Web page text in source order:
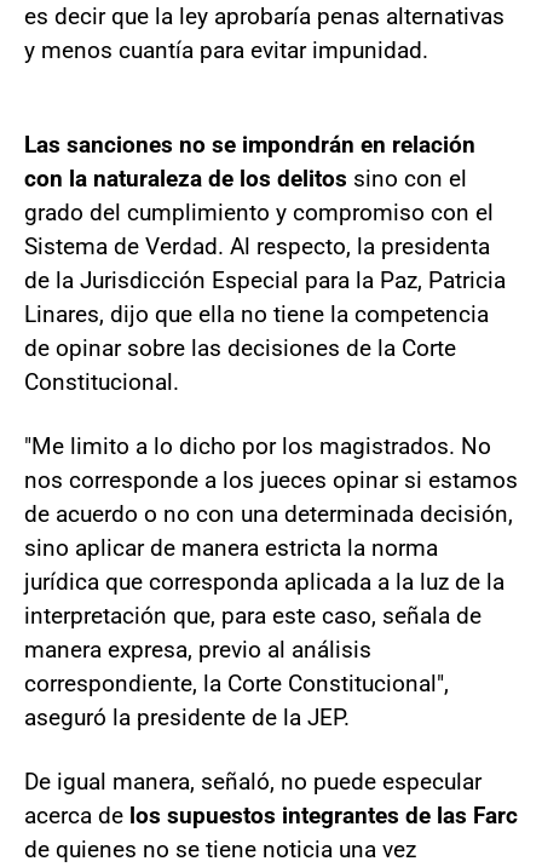
es decir que la ley aprobaría penas alternativas
y menos cuantía para evitar impunidad.
Las sanciones no se impondrán en relación
con la naturaleza de los delitos sino con el
grado del cumplimiento y compromiso con el
Sistema de Verdad. Al respecto, la presidenta
de la Jurisdicción Especial para la Paz, Patricia
Linares, dijo que ella no tiene la competencia
de opinar sobre las decisiones de la Corte
Constitucional.
"Me limito a lo dicho por los magistrados. No
nos corresponde a los jueces opinar si estamos
de acuerdo o no con una determinada decisión,
sino aplicar de manera estricta la norma
jurídica que corresponda aplicada a la luz de la
interpretación que, para este caso, señala de
manera expresa, previo al análisis
correspondiente, la Corte Constitucional",
aseguró la presidente de la JEP.
De igual manera, señaló, no puede especular
acerca de los supuestos integrantes de las Farc
de quienes no se tiene noticia una vez